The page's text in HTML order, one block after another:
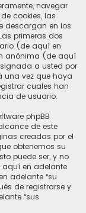
navegar
cookies, las
descargan en los
primeras dos
(de aquí en
anónima (de aquí
a usted por
una vez que haya
cuales han
de usuario.
phpBB
de este
creadas por el
obtenemos su
puede ser, y no
en adelante
adelante “su
de registrarse y
“sus